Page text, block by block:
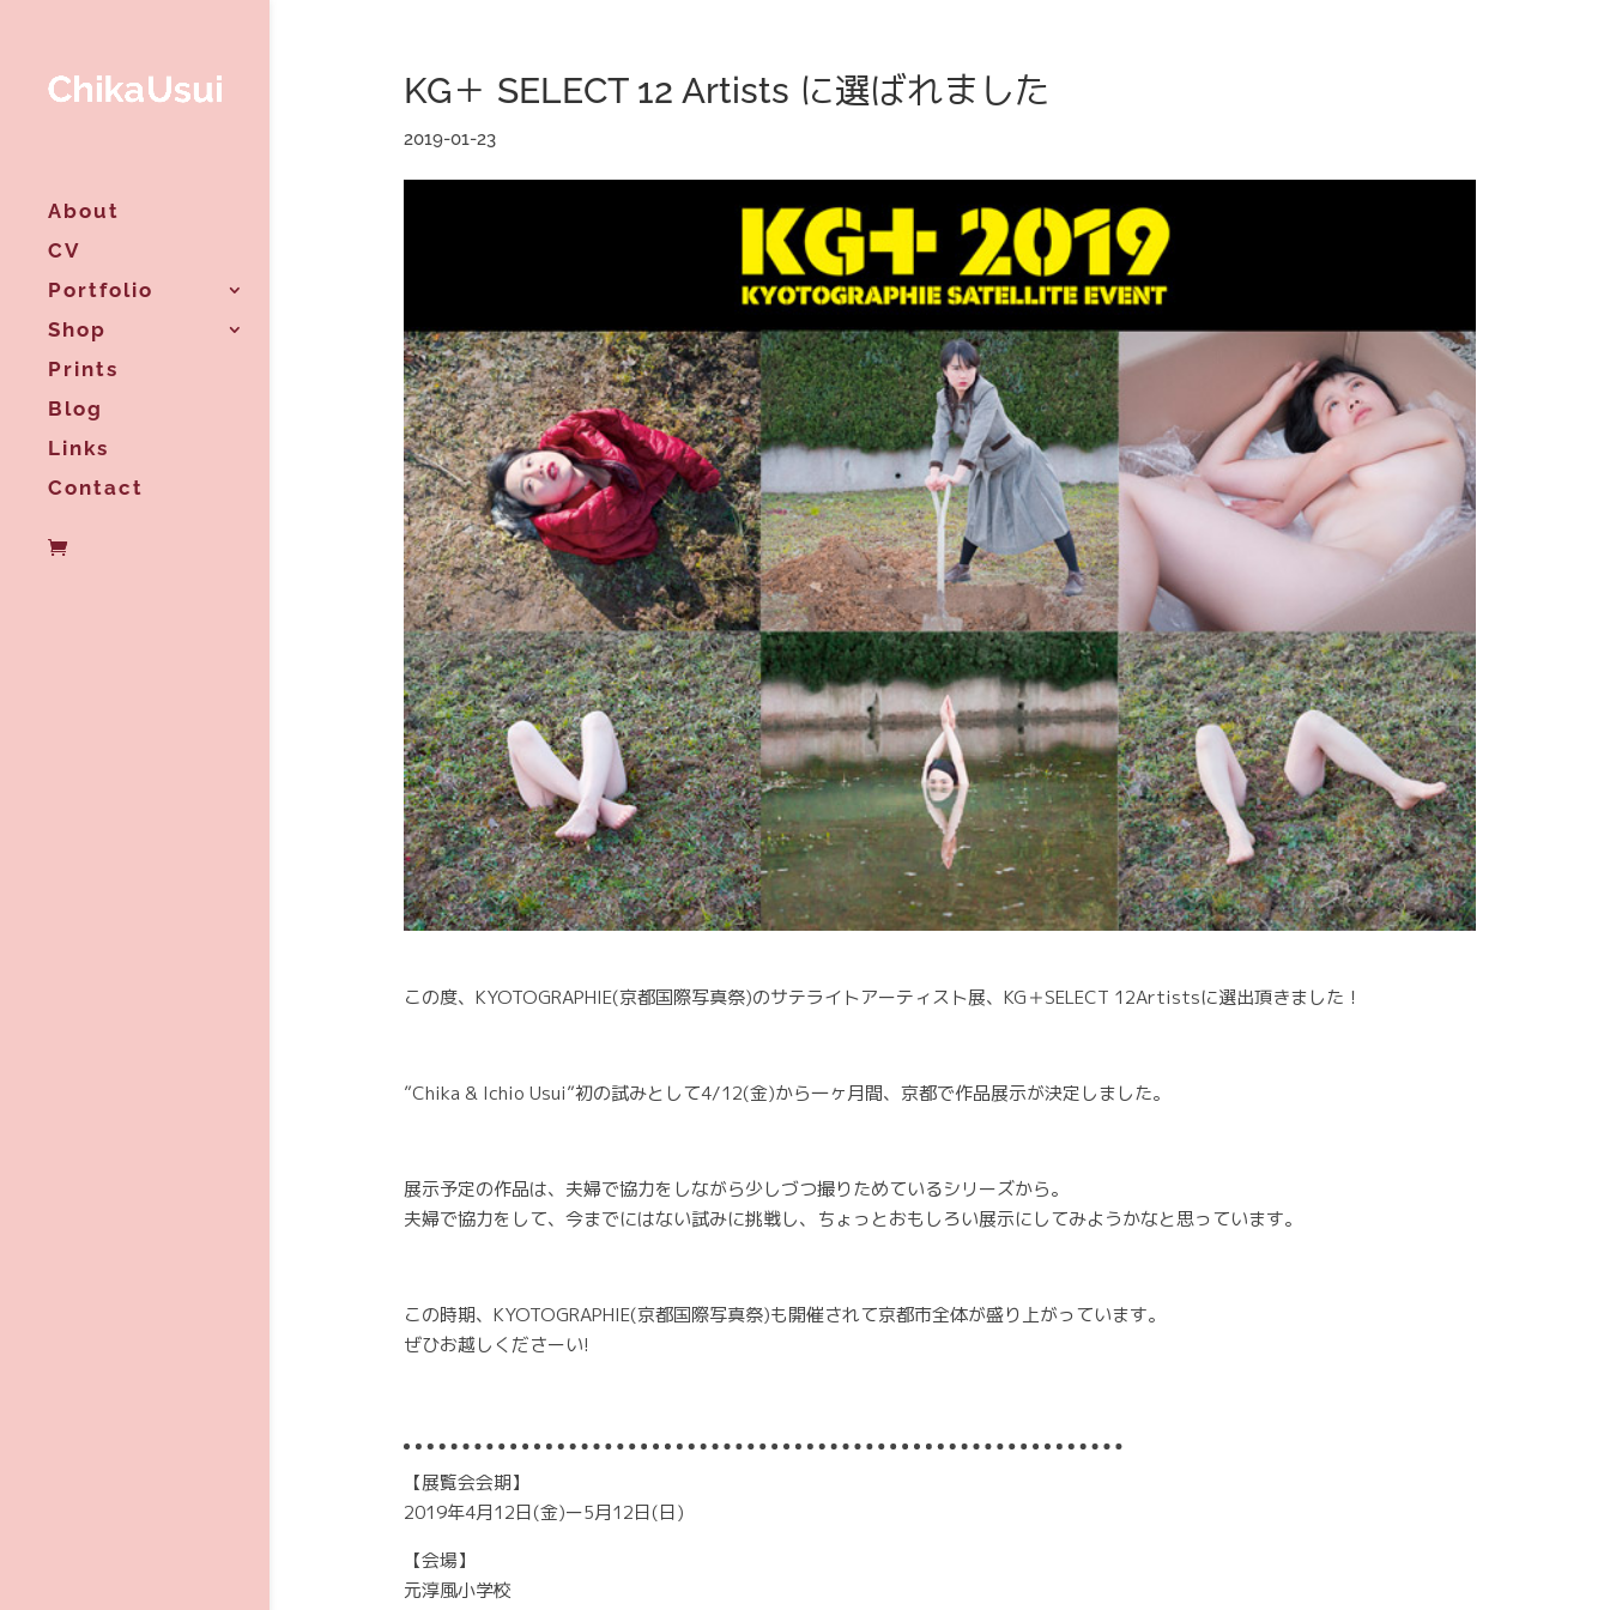
About
CV
Portfolio
Shop
Prints
Blog
Links
Contact
KG＋ SELECT 12 Artists に選ばれました
2019-01-23
この度、KYOTOGRAPHIE(京都国際写真祭)のサテライトアーティスト展、KG＋SELECT 12Artistsに選出頂きました！
”Chika & Ichio Usui”初の試みとして4/12(金)から一ヶ月間、京都で作品展示が決定しました。
展示予定の作品は、夫婦で協力をしながら少しづつ撮りためているシリーズから。
夫婦で協力をして、今までにはない試みに挑戦し、ちょっとおもしろい展示にしてみようかなと思っています。
この時期、KYOTOGRAPHIE(京都国際写真祭)も開催されて京都市全体が盛り上がっています。
ぜひお越しくださーい!
【展覧会会期】
2019年4月12日(金)ー5月12日(日)
【会場】
元淳風小学校